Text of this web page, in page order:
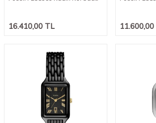
16.410,00 TL 11.600,00